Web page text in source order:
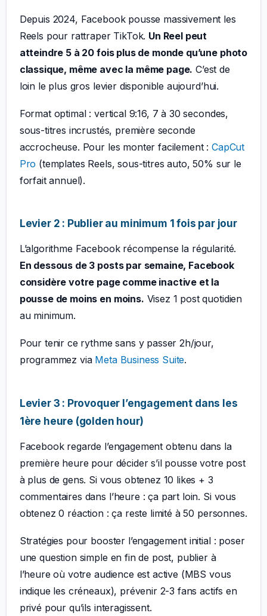
Depuis 2024, Facebook pousse massivement les
Reels pour rattraper TikTok. Un Reel peut
atteindre 5 à 20 fois plus de monde qu’une photo
classique, même avec la même page. C’est de
loin le plus gros levier disponible aujourd’hui.
Format optimal : vertical 9:16, 7 à 30 secondes,
sous-titres incrustés, première seconde
accrocheuse. Pour les monter facilement : CapCut
Pro (templates Reels, sous-titres auto, 50% sur le
forfait annuel).
Levier 2 : Publier au minimum 1 fois par jour
L’algorithme Facebook récompense la régularité.
En dessous de 3 posts par semaine, Facebook
considère votre page comme inactive et la
pousse de moins en moins. Visez 1 post quotidien
au minimum.
Pour tenir ce rythme sans y passer 2h/jour,
programmez via Meta Business Suite.
Levier 3 : Provoquer l’engagement dans les
1ère heure (golden hour)
Facebook regarde l’engagement obtenu dans la
première heure pour décider s’il pousse votre post
à plus de gens. Si vous obtenez 10 likes + 3
commentaires dans l’heure : ça part loin. Si vous
obtenez 0 réaction : ça reste limité à 50 personnes.
Stratégies pour booster l’engagement initial : poser
une question simple en fin de post, publier à
l’heure où votre audience est active (MBS vous
indique les créneaux), prévenir 2-3 fans actifs en
privé pour qu’ils interagissent.